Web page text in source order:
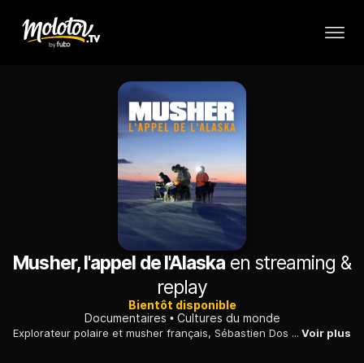
Musher, l'appel de l'Alaska en streaming &
replay
Bientôt disponible
Documentaires
Cultures du monde
Explorateur polaire et musher français, Sébastien Dos Santos Borges prépare ses chiens pour la dernière course de sa carrière, l'Iditarod, en Alaska. Voir plus